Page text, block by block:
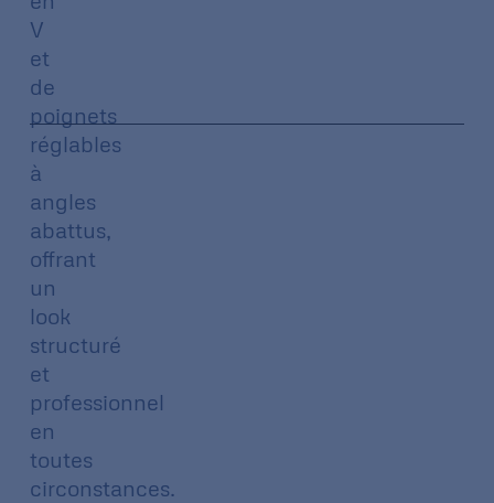
V
et
de
poignets
réglables
à
angles
abattus,
offrant
un
look
structuré
et
professionnel
en
toutes
circonstances.